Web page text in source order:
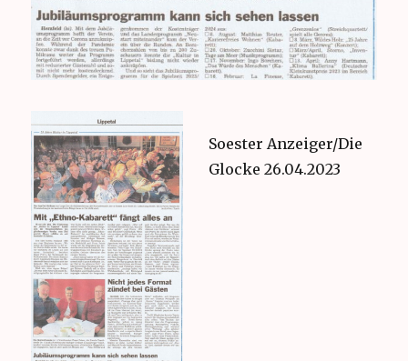
Soester Anzeiger/Die
Glocke 26.04.2023